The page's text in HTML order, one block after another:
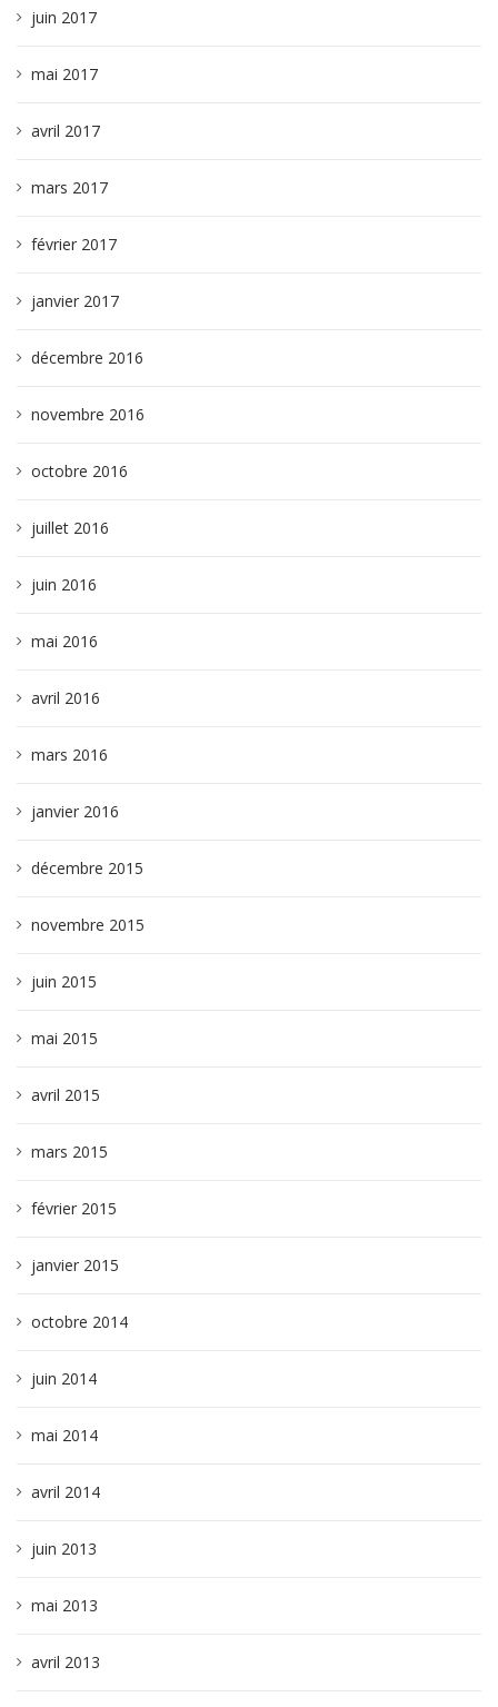
juin 2017
mai 2017
avril 2017
mars 2017
février 2017
janvier 2017
décembre 2016
novembre 2016
octobre 2016
juillet 2016
juin 2016
mai 2016
avril 2016
mars 2016
janvier 2016
décembre 2015
novembre 2015
juin 2015
mai 2015
avril 2015
mars 2015
février 2015
janvier 2015
octobre 2014
juin 2014
mai 2014
avril 2014
juin 2013
mai 2013
avril 2013